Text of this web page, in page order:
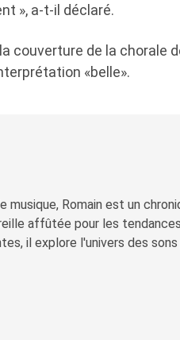
», a-t-il déclaré.
couverture de la chorale
«belle».
musique, Romain est un
affûtée pour les
il explore l'univers des